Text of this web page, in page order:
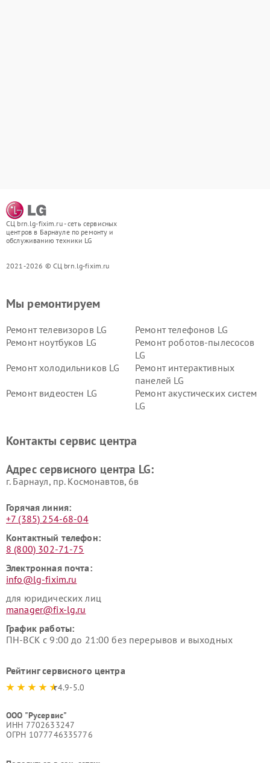
СЦ brn.lg-fixim.ru - сеть сервисных
центров в Барнауле по ремонту и
обслуживанию техники LG
2021-2026 © СЦ brn.lg-fixim.ru
Мы ремонтируем
Ремонт телевизоров LG
Ремонт телефонов LG
Ремонт ноутбуков LG
Ремонт роботов-пылесосов
LG
Ремонт холодильников LG
Ремонт интерактивных
панелей LG
Ремонт видеостен LG
Ремонт акустических систем
LG
Ремонт морозильных камер
Ремонт вертикальных
Контакты сервис центра
Адрес сервисного центра LG:
г. Барнаул, ​пр. Космонавтов, 6в
Горячая линия:
+7 (385) 254-68-04
Контактный телефон:
8 (800) 302-71-75
Электронная почта:
info@lg-fixim.ru
для юридических лиц
manager@fix-lg.ru
График работы:
ПН-ВСК с 9:00 до 21:00 без перерывов и выходных
Рейтинг сервисного центра
4.9-5.0
ООО "Русервис"
ИНН 7702633247
ОГРН 1077746335776